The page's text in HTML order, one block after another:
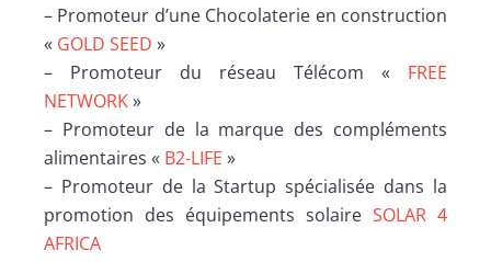
– Promoteur d’une Chocolaterie en construction
« GOLD SEED »
– Promoteur du réseau Télécom « FREE
NETWORK»
– Promoteur de la marque des compléments
alimentaires « B2-LIFE »
– Promoteur de la Startup spécialisée dans la
promotion des équipements solaire SOLAR 4
AFRICA